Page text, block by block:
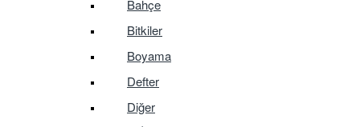
Bahçe
Bitkiler
Boyama
Defter
Diğer